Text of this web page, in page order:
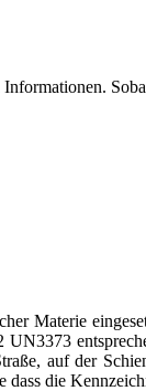
Materie
auf der
dass die